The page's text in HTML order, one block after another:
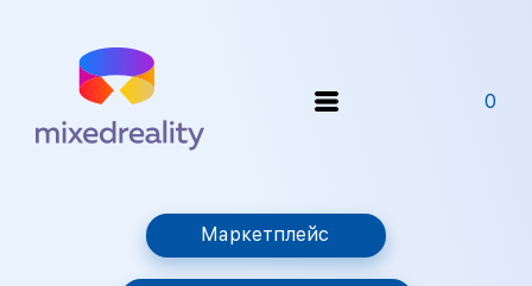
0
Маркетплейс